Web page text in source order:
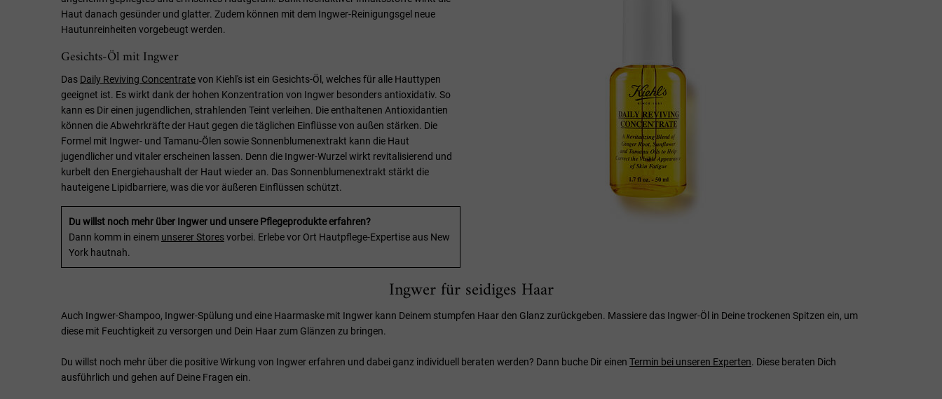
Haut danach gesünder und glatter. Zudem können mit dem Ingwer-Reinigungsgel neue
Hautunreinheiten vorgebeugt werden.
Gesichts-Öl mit Ingwer
Das Daily Reviving Concentratevon Kiehl's ist ein Gesichts-Öl, welches für alle Hauttypen
geeignet ist. Es wirkt dank der hohen Konzentration von Ingwer besonders antioxidativ. So
kann es Dir einen jugendlichen, strahlenden Teint verleihen. Die enthaltenen Antioxidantien
können die Abwehrkräfte der Haut gegen die täglichen Einflüsse von außen stärken. Die
Formel mit Ingwer- und Tamanu-Ölen sowie Sonnenblumenextrakt kann die Haut
jugendlicher und vitaler erscheinen lassen. Denn die Ingwer-Wurzel wirkt revitalisierend und
kurbelt den Energiehaushalt der Haut wieder an. Das Sonnenblumenextrakt stärkt die
hauteigene Lipidbarriere, was die vor äußeren Einflüssen schützt.
Du willst noch mehr über Ingwer und unsere Pflegeprodukte erfahren?
Dann komm in einem unserer Storesvorbei. Erlebe vor Ort Hautpflege-Expertise aus New
York hautnah.
Ingwer für seidiges Haar
Auch Ingwer-Shampoo, Ingwer-Spülung und eine Haarmaske mit Ingwer kann Deinem stumpfen Haar den Glanz zurückgeben. Massiere das Ingwer-Öl in Deine trockenen Spitzen ein, um
diese mit Feuchtigkeit zu versorgen und Dein Haar zum Glänzen zu bringen.
Du willst noch mehr über die positive Wirkung von Ingwer erfahren und dabei ganz individuell beraten werden? Dann buche Dir einen Termin bei unseren Experten. Diese beraten Dich
ausführlich und gehen auf Deine Fragen ein.